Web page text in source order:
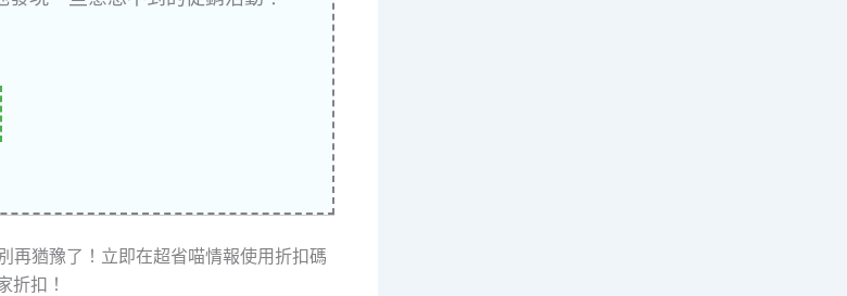
再猶豫了！立即在超省喵情報使用折扣碼
折扣！